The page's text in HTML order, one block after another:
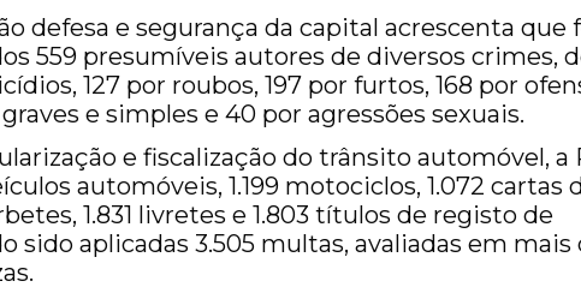
defesa e segurança da capital acrescenta que
559 presumíveis autores de diversos crimes,
127 por roubos, 197 por furtos, 168 por
e simples e 40 por agressões sexuais.
e fiscalização do trânsito automóvel, a
automóveis, 1.199 motociclos, 1.072 cartas
1.831 livretes e 1.803 títulos de registo de
sido aplicadas 3.505 multas, avaliadas em mais